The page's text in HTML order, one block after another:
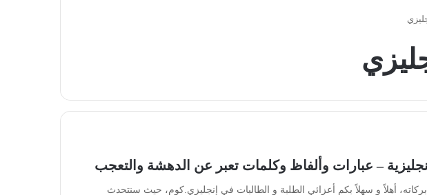
– عبارات وألفاظ وكلمات تعبر عن الدهشة والتعجب
أهلاً و سهلاً بكم أعزائي الطلبة و الطالبات في إنجليزي.كوم، حيث سنتحدث